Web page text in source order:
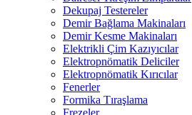
Dekupaj Testereler
Demir Bağlama Makinaları
Demir Kesme Makinaları
Elektrikli Çim Kazıyıcılar
Elektropnömatik Deliciler
Elektropnömatik Kırıcılar
Fenerler
Formika Tıraşlama
Frezeler